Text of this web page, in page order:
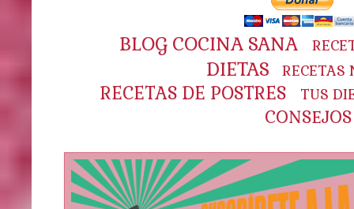
BLOG COCINA SANA
DIETAS RECETAS
RECETAS DE POSTRES TUS
CONSEJOS